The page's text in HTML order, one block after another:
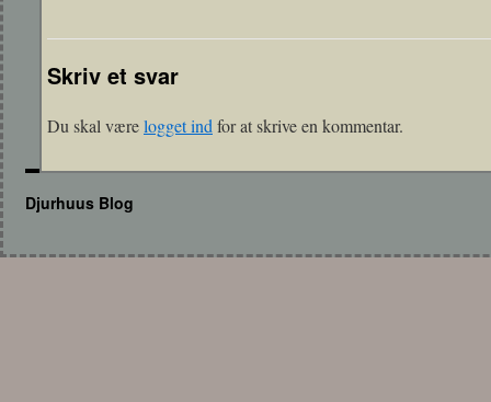
Skriv et svar
Du skal værelogget ind for at skrive en kommentar.
Djurhuus Blog